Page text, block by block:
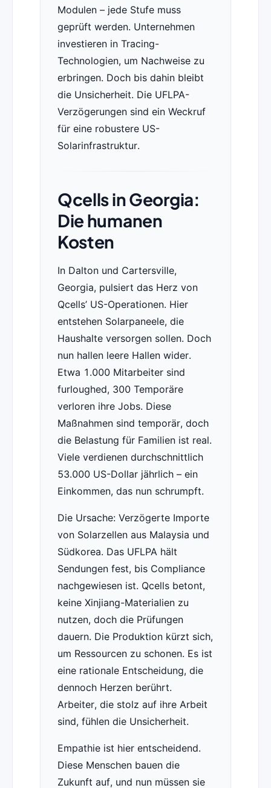
Modulen – jede Stufe muss
geprüft werden. Unternehmen
investieren in Tracing-
Technologien, um Nachweise zu
erbringen. Doch bis dahin bleibt
die Unsicherheit. Die UFLPA-
Verzögerungen sind ein Weckruf
für eine robustere US-
Solarinfrastruktur.
Qcells in Georgia:
Die humanen
Kosten
In Dalton und Cartersville,
Georgia, pulsiert das Herz von
Qcells’ US-Operationen. Hier
entstehen Solarpaneele, die
Haushalte versorgen sollen. Doch
nun hallen leere Hallen wider.
Etwa 1.000 Mitarbeiter sind
furloughed, 300 Temporäre
verloren ihre Jobs. Diese
Maßnahmen sind temporär, doch
die Belastung für Familien ist real.
Viele verdienen durchschnittlich
53.000 US-Dollar jährlich – ein
Einkommen, das nun schrumpft.
Die Ursache: Verzögerte Importe
von Solarzellen aus Malaysia und
Südkorea. Das UFLPA hält
Sendungen fest, bis Compliance
nachgewiesen ist. Qcells betont,
keine Xinjiang-Materialien zu
nutzen, doch die Prüfungen
dauern. Die Produktion kürzt sich,
um Ressourcen zu schonen. Es ist
eine rationale Entscheidung, die
dennoch Herzen berührt.
Arbeiter, die stolz auf ihre Arbeit
sind, fühlen die Unsicherheit.
Empathie ist hier entscheidend.
Diese Menschen bauen die
Zukunft auf, und nun müssen sie